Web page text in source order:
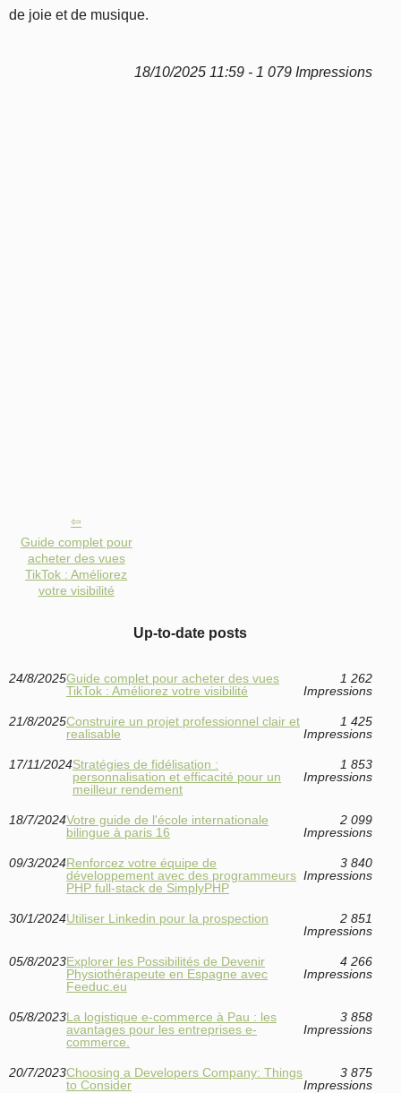
de joie et de musique.
18/10/2025 11:59 - 1 079 Impressions
Guide complet pour
acheter des vues
TikTok : Améliorez
votre visibilité
Up-to-date posts
24/8/2025Guide complet pour acheter des vues
TikTok : Améliorez votre visibilité
1 262
Impressions
21/8/2025Construire un projet professionnel clair et
realisable
1 425
Impressions
17/11/2024Stratégies de fidélisation :
personnalisation et efficacité pour un
meilleur rendement
1 853
Impressions
18/7/2024Votre guide de l'école internationale
bilingue à paris 16
2 099
Impressions
09/3/2024Renforcez votre équipe de
développement avec des programmeurs
PHP full-stack de SimplyPHP
3 840
Impressions
30/1/2024Utiliser Linkedin pour la prospection
2 851
Impressions
05/8/2023Explorer les Possibilités de Devenir
Physiothérapeute en Espagne avec
Feeduc.eu
4 266
Impressions
05/8/2023La logistique e-commerce à Pau : les
avantages pour les entreprises e-
commerce.
3 858
Impressions
20/7/2023Choosing a Developers Company: Things
to Consider
3 875
Impressions